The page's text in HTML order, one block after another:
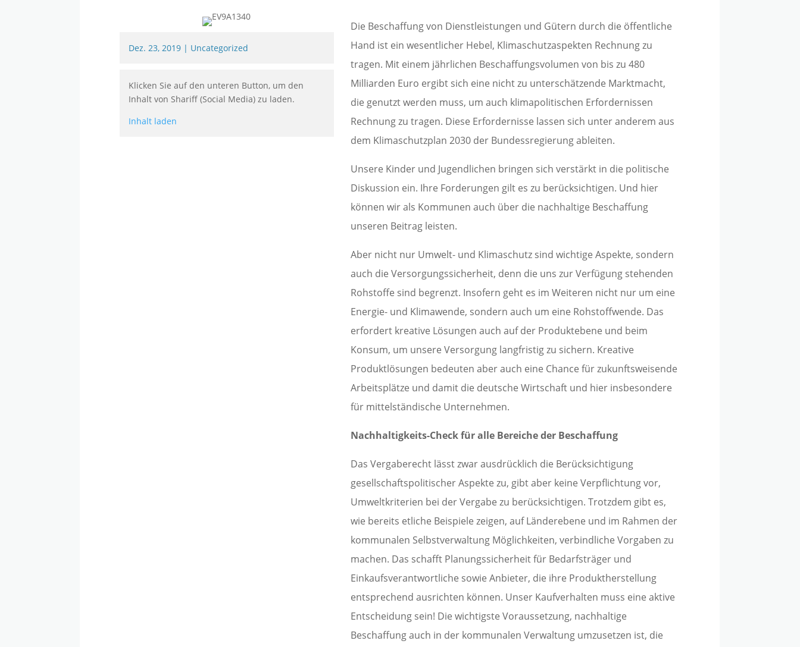
Dez. 23, 2019 | Uncategorized
Klicken Sie auf den unteren Button, um den
Inhalt von Shariff (Social Media) zu laden.
Inhalt laden
Die Beschaffung von Dienstleistungen und Gütern durch die öffentliche
Hand ist ein wesentlicher Hebel, Klimaschutzaspekten Rechnung zu
tragen. Mit einem jährlichen Beschaffungsvolumen von bis zu 480
Milliarden Euro ergibt sich eine nicht zu unterschätzende Marktmacht,
die genutzt werden muss, um auch klimapolitischen Erfordernissen
Rechnung zu tragen. Diese Erfordernisse lassen sich unter anderem aus
dem Klimaschutzplan 2030 der Bundessregierung ableiten.
Unsere Kinder und Jugendlichen bringen sich verstärkt in die politische
Diskussion ein. Ihre Forderungen gilt es zu berücksichtigen. Und hier
können wir als Kommunen auch über die nachhaltige Beschaffung
unseren Beitrag leisten.
Aber nicht nur Umwelt- und Klimaschutz sind wichtige Aspekte, sondern
auch die Versorgungssicherheit, denn die uns zur Verfügung stehenden
Rohstoffe sind begrenzt. Insofern geht es im Weiteren nicht nur um eine
Energie- und Klimawende, sondern auch um eine Rohstoffwende. Das
erfordert kreative Lösungen auch auf der Produktebene und beim
Konsum, um unsere Versorgung langfristig zu sichern. Kreative
Produktlösungen bedeuten aber auch eine Chance für zukunftsweisende
Arbeitsplätze und damit die deutsche Wirtschaft und hier insbesondere
für mittelständische Unternehmen.
Nachhaltigkeits-Check für alle Bereiche der Beschaffung
Das Vergaberecht lässt zwar ausdrücklich die Berücksichtigung
gesellschaftspolitischer Aspekte zu, gibt aber keine Verpflichtung vor,
Umweltkriterien bei der Vergabe zu berücksichtigen. Trotzdem gibt es,
wie bereits etliche Beispiele zeigen, auf Länderebene und im Rahmen der
kommunalen Selbstverwaltung Möglichkeiten, verbindliche Vorgaben zu
machen. Das schafft Planungssicherheit für Bedarfsträger und
Einkaufsverantwortliche sowie Anbieter, die ihre Produktherstellung
entsprechend ausrichten können. Unser Kaufverhalten muss eine aktive
Entscheidung sein! Die wichtigste Voraussetzung, nachhaltige
Beschaffung auch in der kommunalen Verwaltung umzusetzen ist, die